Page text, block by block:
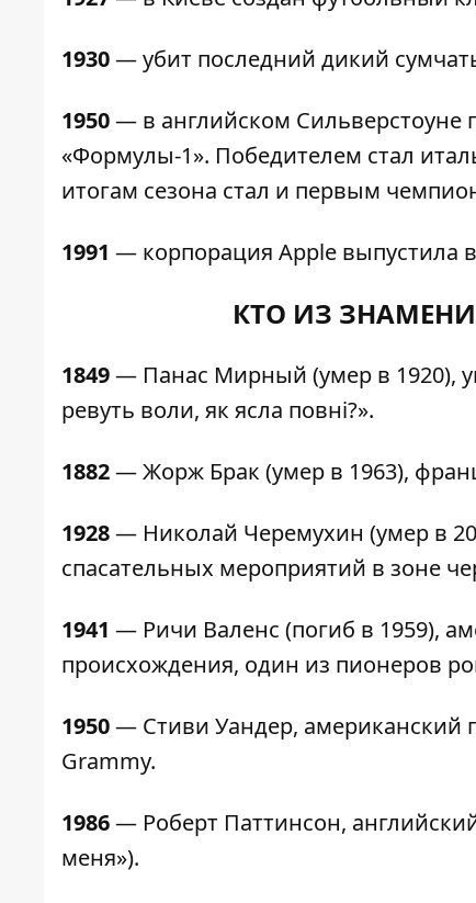
1930— убит последний дикий
1950— в английском Сильверстоуне
«Формулы-1». Победителем стал
итогам сезона стал и первым
1991 — корпорация Apple выпустила
КТО ИЗ
1849— Панас Мирный (умер в 1920),
ревуть воли, як ясла повні?».
1882— Жорж Брак (умер в 1963),
1928— Николай Черемухин (умер в
спасательных мероприятий в зоне
1941 — Ричи Валенс (погиб в 1959),
происхождения, один из пионеров
1950— Стиви Уандер, американский
Grammy.
1986— Роберт Паттинсон,
меня»).